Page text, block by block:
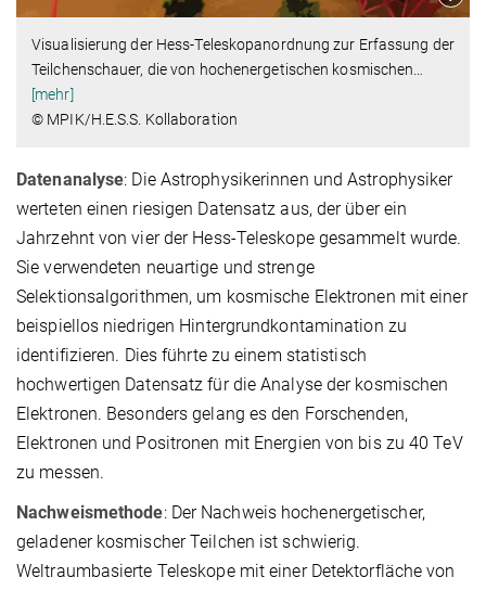
Visualisierung der Hess-Teleskopanordnung zur Erfassung der
Teilchenschauer, die von hochenergetischen kosmischen
[mehr]
© MPIK/H.E.S.S. Kollaboration
Datenanalyse: Die Astrophysikerinnen und Astrophysiker
werteten einen riesigen Datensatz aus, der über ein
Jahrzehnt von vier der Hess-Teleskope gesammelt wurde.
Sie verwendeten neuartige und strenge
Selektionsalgorithmen, um kosmische Elektronen mit einer
beispiellos niedrigen Hintergrundkontamination zu
identifizieren. Dies führte zu einem statistisch
hochwertigen Datensatz für die Analyse der kosmischen
Elektronen. Besonders gelang es den Forschenden,
Elektronen und Positronen mit Energien von bis zu 40 TeV
zu messen.
Nachweismethode: Der Nachweis hochenergetischer,
geladener kosmischer Teilchen ist schwierig.
Weltraumbasierte Teleskope mit einer Detektorfläche von